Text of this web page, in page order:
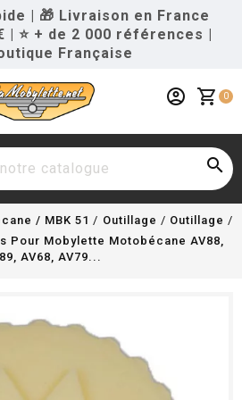
| 🎁 Livraison en France
| ⭐ + de 2 000 références |
Française
shopping_cart 0
account_circle

/ MBK 51 Outillage
Outillage
Pour Mobylette Motobécane AV88,
AV68, AV79...